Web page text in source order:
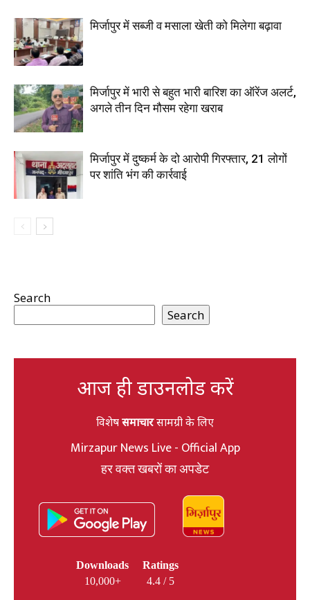
मिर्जापुर में सब्जी व मसाला खेती को मिलेगा बढ़ावा
मिर्जापुर में भारी से बहुत भारी बारिश का ऑरेंज अलर्ट,
अगले तीन दिन मौसम रहेगा खराब
मिर्जापुर में दुष्कर्म के दो आरोपी गिरफ्तार, 21 लोगों
पर शांति भंग की कार्रवाई
Search
Search
आज ही डाउनलोड करें
विशेषसमाचारसामग्री के लिए
Mirzapur News Live - Official App
हर वक्त खबरों का अपडेट
Downloads
10,000+
Ratings
4.4 / 5